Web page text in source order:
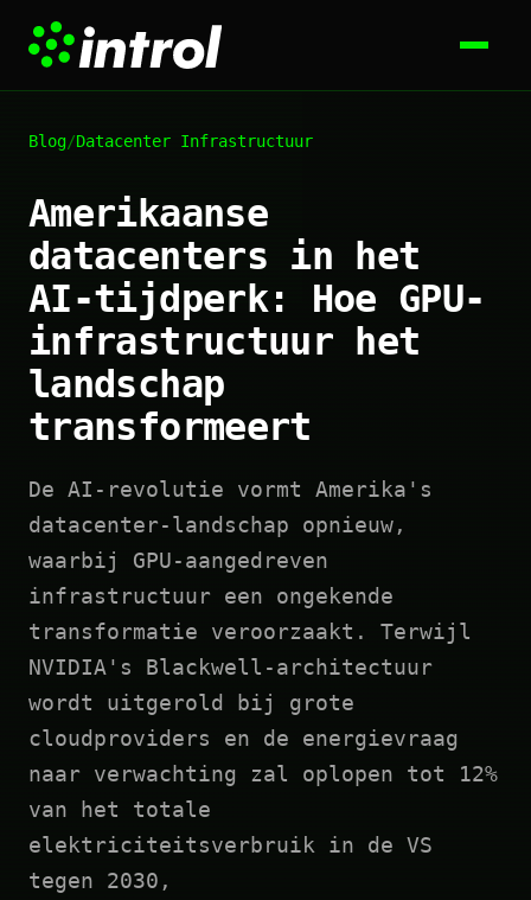
Blog/Datacenter Infrastructuur
Amerikaanse
datacenters in het
AI-tijdperk: Hoe GPU-
infrastructuur het
landschap
transformeert
De AI-revolutie vormt Amerika's
datacenter-landschap opnieuw,
waarbij GPU-aangedreven
infrastructuur een ongekende
transformatie veroorzaakt. Terwijl
NVIDIA's Blackwell-architectuur
wordt uitgerold bij grote
cloudproviders en de energievraag
naar verwachting zal oplopen tot 12%
van het totale
elektriciteitsverbruik in de VS
tegen 2030,